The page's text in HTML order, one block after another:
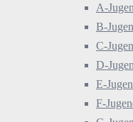
A-
B-
C-
D-
E-
F-